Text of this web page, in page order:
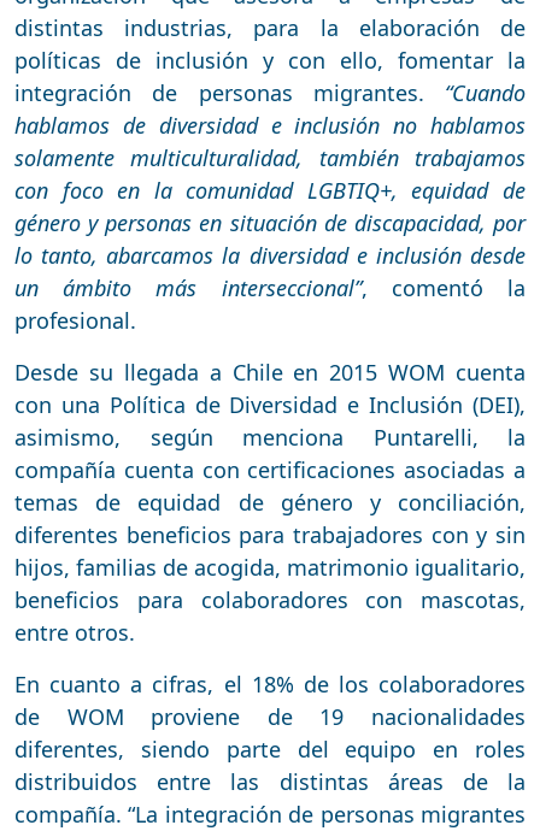
distintas industrias, para la elaboración de
políticas de inclusión y con ello, fomentar la
integración de personas migrantes. “Cuando
hablamos de diversidad e inclusión no hablamos
solamente multiculturalidad, también trabajamos
con foco en la comunidad LGBTIQ+, equidad de
género y personas en situación de discapacidad, por
lo tanto, abarcamos la diversidad e inclusión desde
un ámbito más interseccional”, comentó la
profesional.
Desde su llegada a Chile en 2015 WOM cuenta
con una Política de Diversidad e Inclusión (DEI),
asimismo, según menciona Puntarelli, la
compañía cuenta con certificaciones asociadas a
temas de equidad de género y conciliación,
diferentes beneficios para trabajadores con y sin
hijos, familias de acogida, matrimonio igualitario,
beneficios para colaboradores con mascotas,
entre otros.
En cuanto a cifras, el 18% de los colaboradores
de WOM proviene de 19 nacionalidades
diferentes, siendo parte del equipo en roles
distribuidos entre las distintas áreas de la
compañía. “La integración de personas migrantes